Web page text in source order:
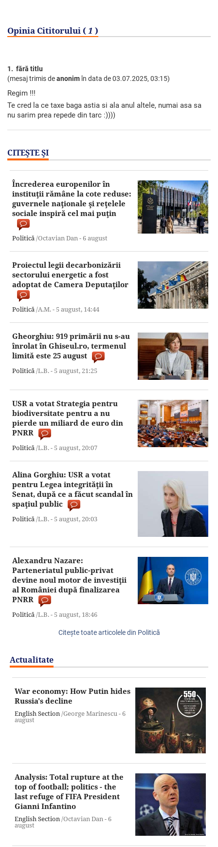
Opinia Cititorului (1 )
1. fără titlu
(mesaj trimis deanonimîn data de03.07.2025, 03:15)
Regim !!!
Te cred la ce taxe baga astia si ala anul altele, numai asa sa
nu sarim prea repede din tarc :))))
CITEŞTE ŞI
Încrederea europenilor în
instituţii rămâne la cote reduse:
guvernele naţionale şi reţelele
sociale inspiră cel mai puţin
Politică/Octavian Dan -6 august
Proiectul legii decarbonizării
sectorului energetic a fost
adoptat de Camera Deputaţilor
Politică/A.M. - 5 august, 14:44
Gheorghiu: 919 primării nu s-au
înrolat în Ghiseul.ro, termenul
limită este 25 august
Politică/L.B. - 5 august,21:25
USR a votat Strategia pentru
biodiversitate pentru a nu
pierde un miliard de euro din
PNRR
Politică/L.B. - 5 august,20:07
Alina Gorghiu: USR a votat
pentru Legea integrităţii în
Senat, după ce a făcut scandal în
spaţiul public
Politică/L.B. - 5 august,20:03
Alexandru Nazare:
Parteneriatul public-privat
devine noul motor de investiţii
al României după finalizarea
PNRR
Politică/L.B. - 5 august, 18:46
Citeşte toate articolele din Politică
Actualitate
War economy: How Putin hides
Russia's decline
English Section/George Marinescu -6
august
Analysis: Total rupture at the
top of football; politics - the
last refuge of FIFA President
Gianni Infantino
English Section/Octavian Dan -6
august